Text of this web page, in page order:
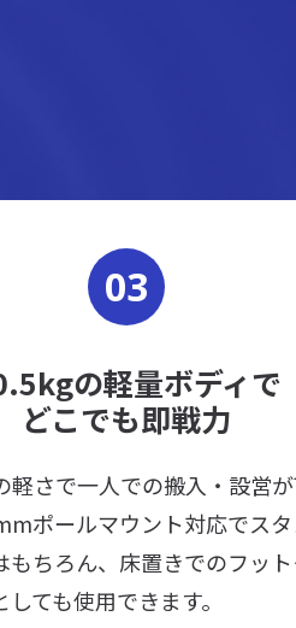
03
の軽量ボディで
どこでも即戦力
軽さで一人での搬入・設営
ポールマウント対応でス
もちろん、床置きでのフッ
ても使用できます。